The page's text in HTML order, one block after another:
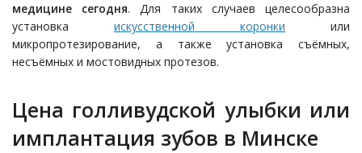
медицине сегодня. Для таких случаев целесообразна
установка искусственной коронки или
микропротезирование, а также установка съёмных,
несъёмных и мостовидных протезов.
Цена голливудской улыбки или
имплантация зубов в Минске